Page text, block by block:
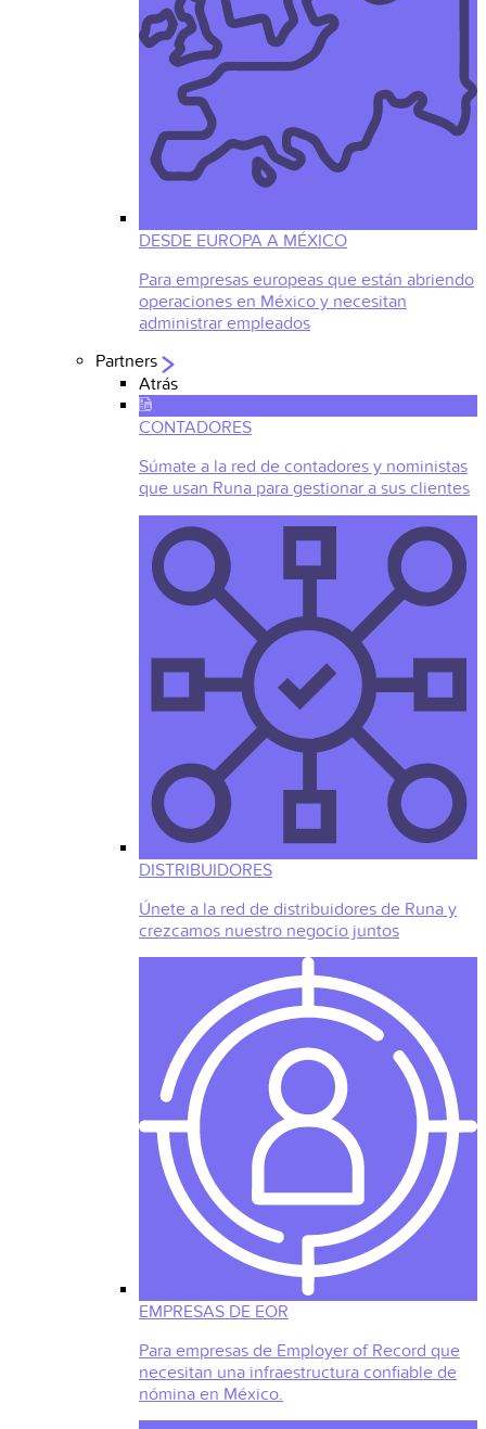
DESDE EUROPA A MÉXICO
Para empresas europeas que están abriendo
operaciones en México y necesitan
administrar empleados
Partners
Atrás
CONTADORES
Súmate a la red de contadores y noministas
que usan Runa para gestionar a sus clientes
DISTRIBUIDORES
Únete a la red de distribuidores de Runa y
crezcamos nuestro negocio juntos
EMPRESAS DE EOR
Para empresas de Employer of Record que
necesitan una infraestructura confiable de
nómina en México.